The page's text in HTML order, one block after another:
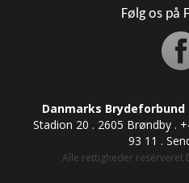
Følg os på
Danmarks Brydeforbund
Stadion 20 . 2605 Brøndby .
93 11 .
Alle rettigheder reserveret